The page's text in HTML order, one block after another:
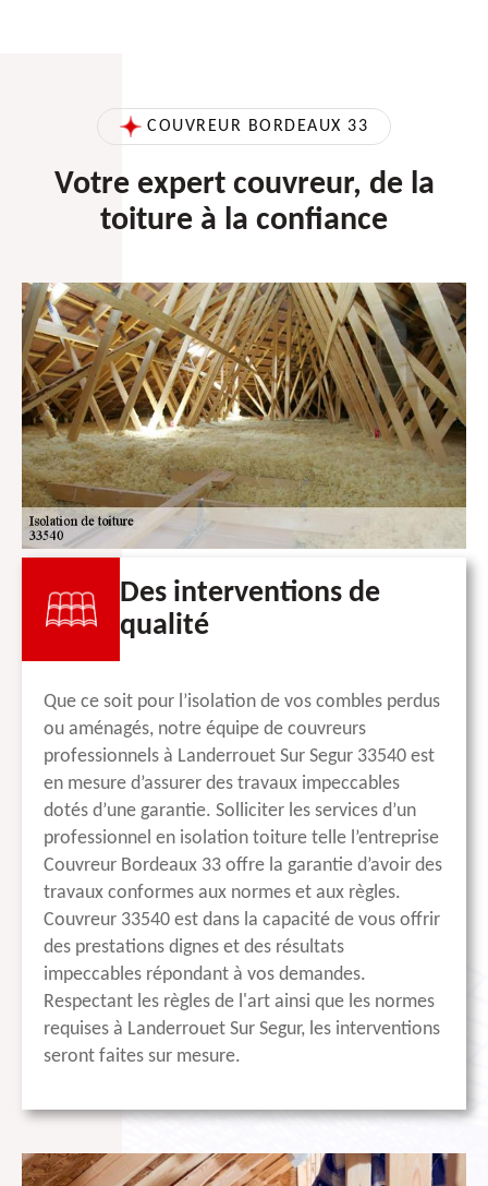
COUVREUR BORDEAUX 33
Votre expert couvreur, de la
toiture à la confiance
Des interventions de
qualité
Que ce soit pour l’isolation de vos combles perdus
ou aménagés, notre équipe de couvreurs
professionnels à Landerrouet Sur Segur 33540 est
en mesure d’assurer des travaux impeccables
dotés d’une garantie. Solliciter les services d’un
professionnel en isolation toiture telle l’entreprise
Couvreur Bordeaux 33 offre la garantie d’avoir des
travaux conformes aux normes et aux règles.
Couvreur 33540 est dans la capacité de vous offrir
des prestations dignes et des résultats
impeccables répondant à vos demandes.
Respectant les règles de l'art ainsi que les normes
requises à Landerrouet Sur Segur, les interventions
seront faites sur mesure.